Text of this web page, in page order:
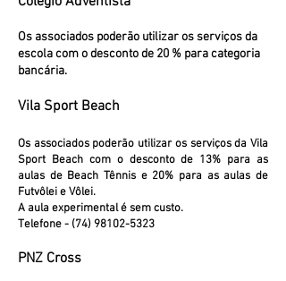
Os associados poderão utilizar os serviçosda
escolacom o desconto de 20 % para categoria
bancária.
Vila Sport Beach
Os associados poderão utilizar os serviços da Vila
Sport Beach com o desconto de 13% para as
aulas de Beach Tênnis e 20% para as aulas de
Futvôlei e Vôlei.
A aula experimental é sem custo.
Telefone - (74) 98102-5323
PNZ Cross